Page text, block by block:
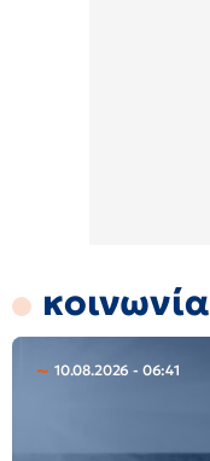
κοινωνία
10.08.2026 - 06:41